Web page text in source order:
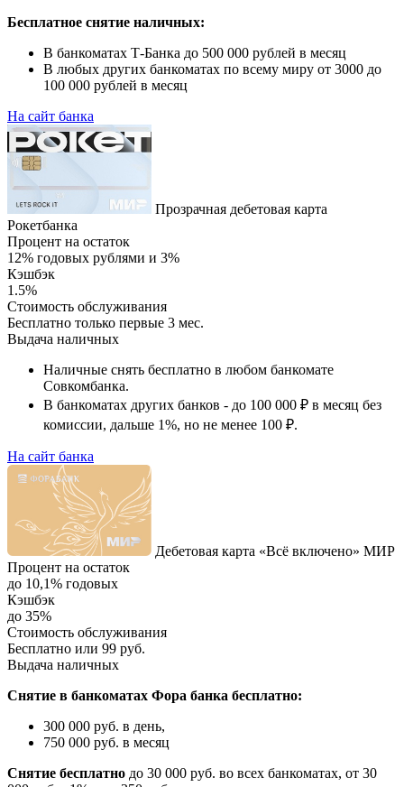
Бесплатное снятие наличных:
В банкоматах Т-Банка до 500 000 рублей в месяц
В любых других банкоматах по всему миру от 3000 до
100 000 рублей в месяц
На сайт банка
Прозрачная дебетовая карта
Рокетбанка
Процент на остаток
12% годовых рублями и 3%
Кэшбэк
1.5%
Стоимость обслуживания
Бесплатно только первые 3 мес.
Выдача наличных
Наличные снять бесплатно в любом банкомате
Совкомбанка.
В банкоматах других банков - до 100 000 ₽ в месяц без
комиссии, дальше 1%, но не менее 100 ₽.
На сайт банка
Дебетовая карта «Всё включено» МИР
Процент на остаток
до 10,1% годовых
Кэшбэк
до 35%
Стоимость обслуживания
Бесплатно или 99 руб.
Выдача наличных
Снятие в банкоматах Фора банка бесплатно:
300 000 руб. в день,
750 000 руб. в месяц
Снятие бесплатно до 30 000 руб. во всех банкоматах, от 30